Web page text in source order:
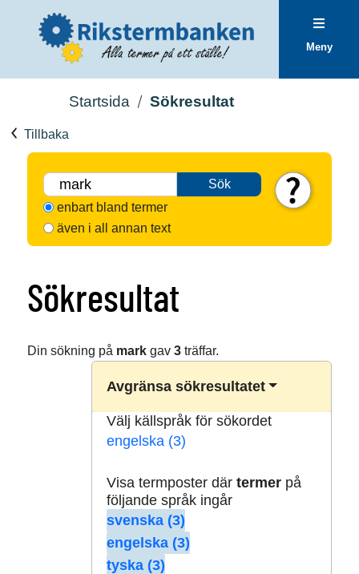
Meny
Startsida Sökresultat
Tillbaka
Sök
enbart bland termer
även i all annan text
Sökresultat
Din sökning på markgav 3träffar.
Avgränsa sökresultatet
Välj källspråk för sökordet
engelska (3)
Visa termposter där termerpå
följande språk ingår
svenska (3)
engelska (3)
tyska (3)